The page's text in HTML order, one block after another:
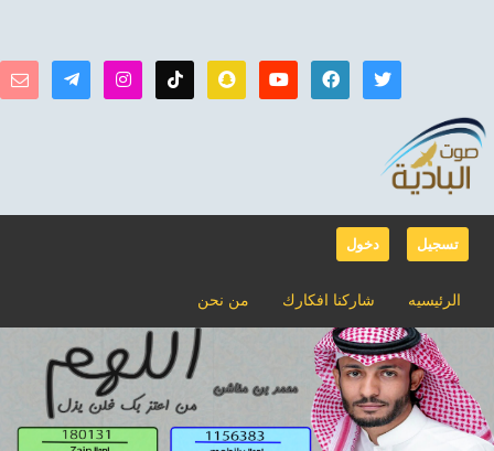
دخول تسجيل
من نحن شاركنا افكارك الرئيسيه